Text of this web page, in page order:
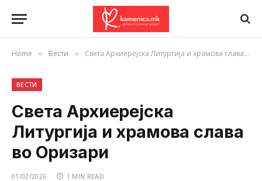
Home » Вести » Света Архиерејска Литургија и храмова слава во Оризари
ВЕСТИ
Света Архиерејска
Литургија и храмова слава
во Оризари
01/02/2026 1 MIN READ